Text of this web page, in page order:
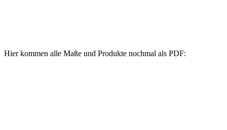
Hier kommen alle Maße und Produkte nochmal als PDF: